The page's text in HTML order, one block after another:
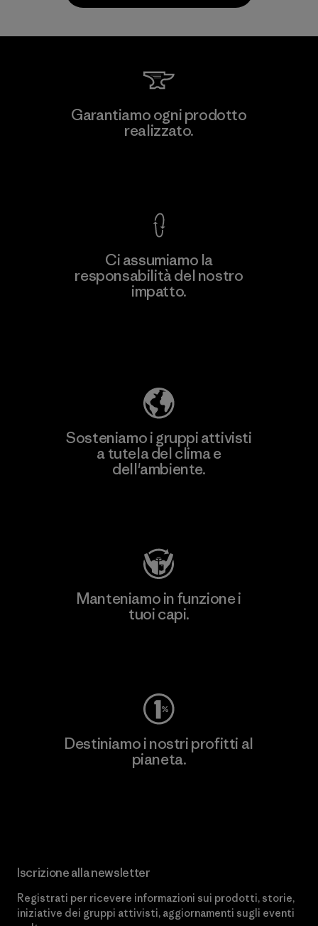
Scopri di più
Li Peng Enterprise Co., Ltd.
Garantiamo ogni prodotto
realizzato.
Ci assumiamo la
responsabilità del nostro
impatto.
Sosteniamo i gruppi attivisti
a tutela del clima e
dell'ambiente.
Manteniamo in funzione i
tuoi capi.
Destiniamo i nostri profitti al
pianeta.
Iscrizione alla newsletter
Registrati per ricevere informazioni sui prodotti, storie,
iniziative dei gruppi attivisti, aggiornamenti sugli eventi